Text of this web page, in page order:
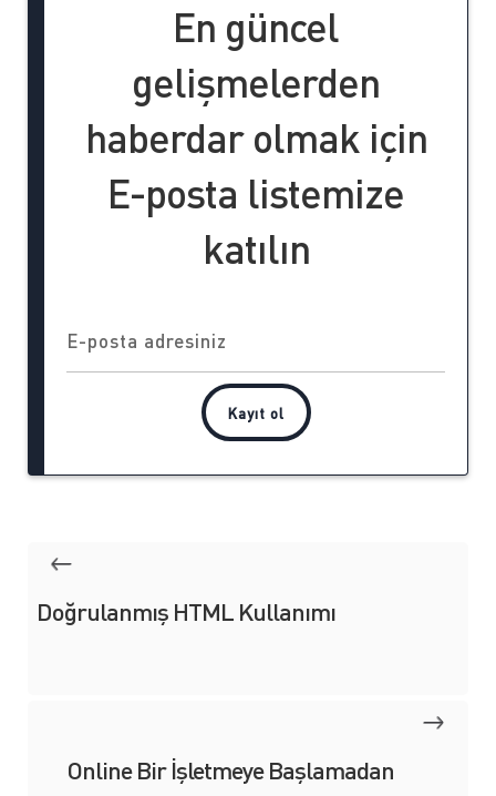
En güncel
gelişmelerden
haberdar olmak için
E-posta listemize
katılın
Doğrulanmış HTML Kullanımı
Online Bir İşletmeye Başlamadan